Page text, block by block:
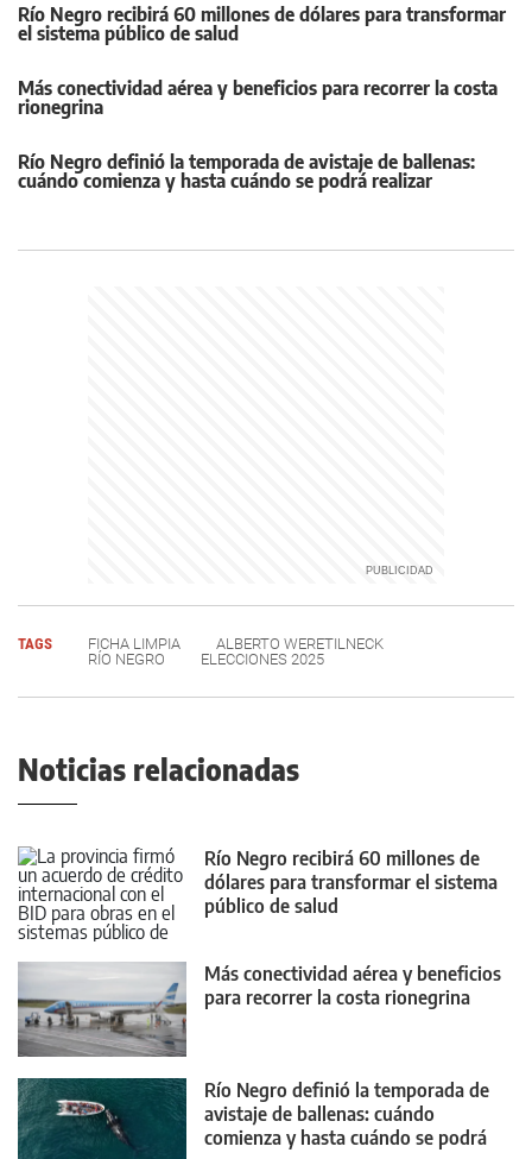
Río Negro recibirá 60 millones de dólares para transformar
el sistema público de salud
Más conectividad aérea y beneficios para recorrer la costa
rionegrina
Río Negro definió la temporada de avistaje de ballenas:
cuándo comienza y hasta cuándo se podrá realizar
TAGS FICHA LIMPIA
ALBERTO WERETILNECK
RÍO NEGRO
ELECCIONES 2025
Noticias relacionadas
Río Negro recibirá 60 millones de
dólares para transformar el sistema
público de salud
Más conectividad aérea y beneficios
para recorrer la costa rionegrina
Río Negro definió la temporada de
avistaje de ballenas: cuándo
comienza y hasta cuándo se podrá